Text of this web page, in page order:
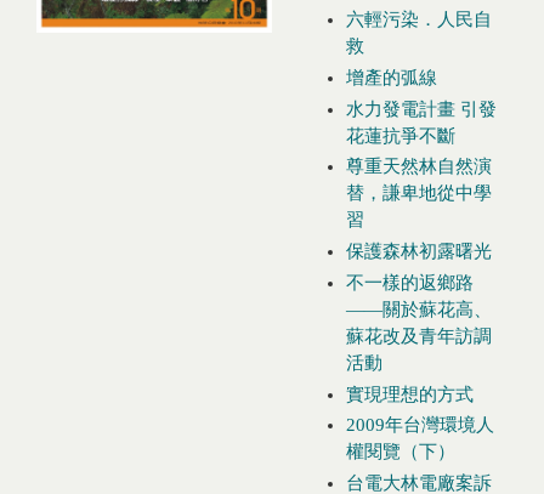
六輕污染．人民自
救
增產的弧線
水力發電計畫 引發
花蓮抗爭不斷
尊重天然林自然演
替，謙卑地從中學
習
保護森林初露曙光
不一樣的返鄉路
——關於蘇花高、
蘇花改及青年訪調
活動
實現理想的方式
2009年台灣環境人
權閱覽（下）
台電大林電廠案訴